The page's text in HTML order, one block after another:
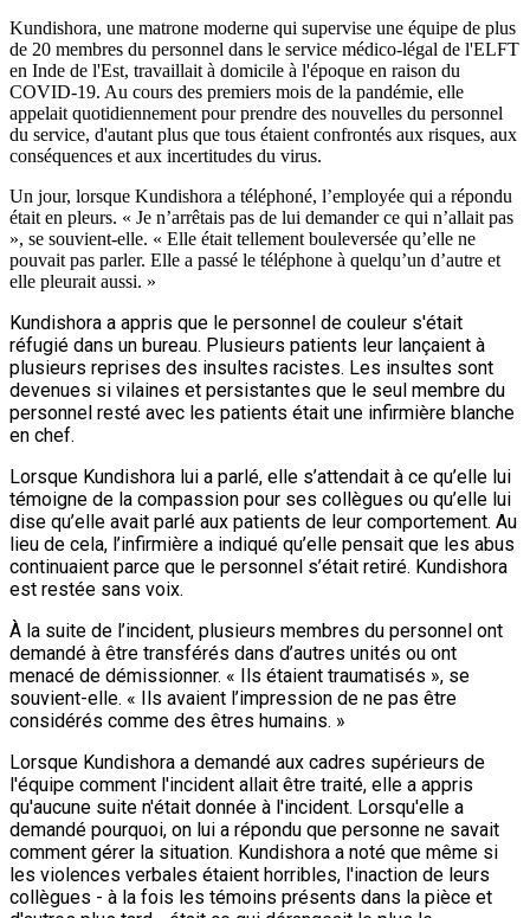
Kundishora, une matrone moderne qui supervise une équipe de plus
de 20 membres du personnel dans le service médico-légal de l'ELFT
en Inde de l'Est, travaillait à domicile à l'époque en raison du
COVID-19. Au cours des premiers mois de la pandémie, elle
appelait quotidiennement pour prendre des nouvelles du personnel
du service, d'autant plus que tous étaient confrontés aux risques, aux
conséquences et aux incertitudes du virus.
Un jour, lorsque Kundishora a téléphoné, l’employée qui a répondu
était en pleurs. « Je n’arrêtais pas de lui demander ce qui n’allait pas
», se souvient-elle. « Elle était tellement bouleversée qu’elle ne
pouvait pas parler. Elle a passé le téléphone à quelqu’un d’autre et
elle pleurait aussi. »
Kundishora a appris que le personnel de couleur s'était
réfugié dans un bureau. Plusieurs patients leur lançaient à
plusieurs reprises des insultes racistes. Les insultes sont
devenues si vilaines et persistantes que le seul membre du
personnel resté avec les patients était une infirmière blanche
en chef.
Lorsque Kundishora lui a parlé, elle s’attendait à ce qu’elle lui
témoigne de la compassion pour ses collègues ou qu’elle lui
dise qu’elle avait parlé aux patients de leur comportement. Au
lieu de cela, l’infirmière a indiqué qu’elle pensait que les abus
continuaient parce que le personnel s’était retiré. Kundishora
est restée sans voix.
À la suite de l’incident, plusieurs membres du personnel ont
demandé à être transférés dans d’autres unités ou ont
menacé de démissionner. « Ils étaient traumatisés », se
souvient-elle. « Ils avaient l’impression de ne pas être
considérés comme des êtres humains. »
Lorsque Kundishora a demandé aux cadres supérieurs de
l'équipe comment l'incident allait être traité, elle a appris
qu'aucune suite n'était donnée à l'incident. Lorsqu'elle a
demandé pourquoi, on lui a répondu que personne ne savait
comment gérer la situation. Kundishora a noté que même si
les violences verbales étaient horribles, l'inaction de leurs
collègues - à la fois les témoins présents dans la pièce et